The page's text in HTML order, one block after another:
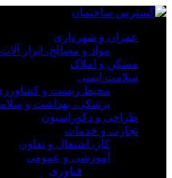
عمران و شهرداری
مواد و مصالح، ابزار
مسکن و املاک
سلامت ایمنی
محیط زیست و
پزشکی، بهداشت و
طراحی و دکوراسیون
تجارت و خدمات
کار، اشتغال و تعاون
آموزشی و عمومی
فناوری
×
عمران و شهرداری
مواد و مصالح، ابزار
مسکن و املاک
سلامت ایمنی
محیط زیست و
پزشکی، بهداشت و
طراحی و دکوراسیون
تجارت و خدمات
کار، اشتغال و تعاون
آموزشی و عمومی